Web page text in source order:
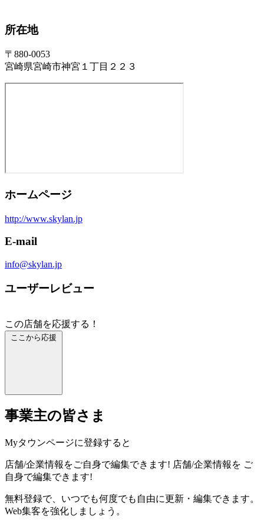
所在地
〒880-0053
宮崎県宮崎市神宮１丁目２２３
ホームページ
http://www.skylan.jp
E-mail
info@skylan.jp
ユーザーレビュー
この店舗を応援する！
ここから応援
事業主の皆さま
Myタウンページに登録すると
店舗/企業情報をご自身で編集できます! 店舗/企業情報を ご
自身で編集できます!
無料登録で、いつでも何度でも自由に更新・編集できます。
Web集客を強化しましょう。